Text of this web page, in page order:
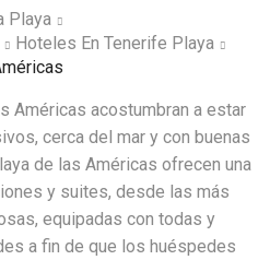
Playa
Hoteles En Tenerife Playa
Américas acostumbran a estar
cerca del mar y con buenas
de las Américas ofrecen una
y suites, desde las más
equipadas con todas y
a fin de que los huéspedes